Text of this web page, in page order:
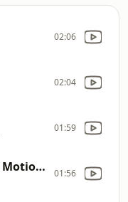
02:06
02:04
01:59
Swan Song (From the Motion Picture _Alita_ Battle Angel_) 01:56